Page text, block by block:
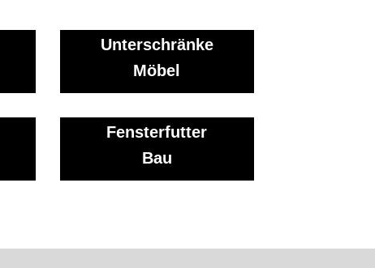
Unterschränke
Möbel
Fensterfutter
Bau